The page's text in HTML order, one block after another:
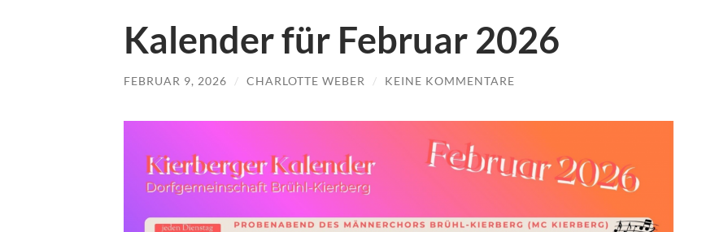
Kalender für Februar 2026
FEBRUAR 9, 2026 / CHARLOTTE WEBER / KEINE KOMMENTARE